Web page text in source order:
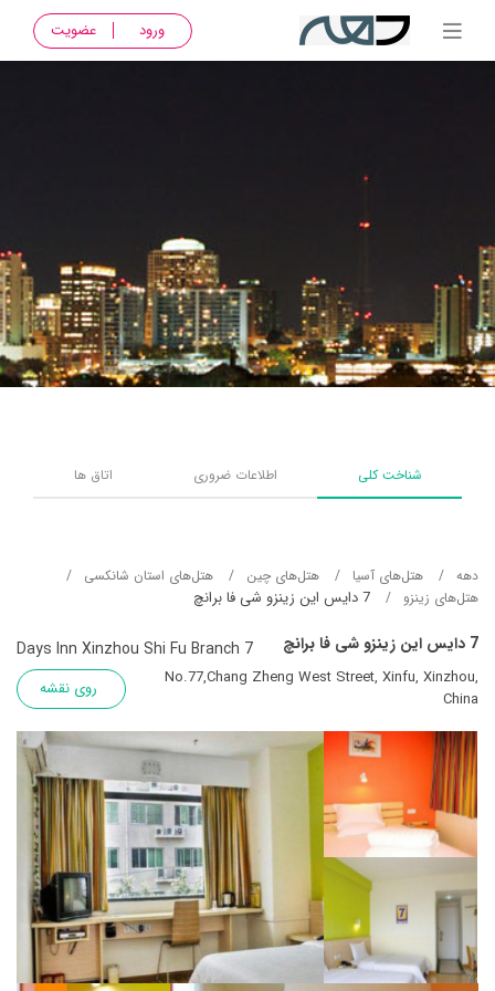
ورود عضویت
شناخت کلی اطلاعات ضروری اتاق ها
دهه هتل‌های آسيا هتل‌های چین
هتل‌های استان شانکسی
هتل‌های زینزو
7 دایس این زینزو شی فا برانچ
7 دایس این زینزو شی فا برانچ 7 Days Inn Xinzhou Shi Fu Branch
No.77,Chang Zheng West Street, Xinfu, Xinzhou,
China
روی نقشه